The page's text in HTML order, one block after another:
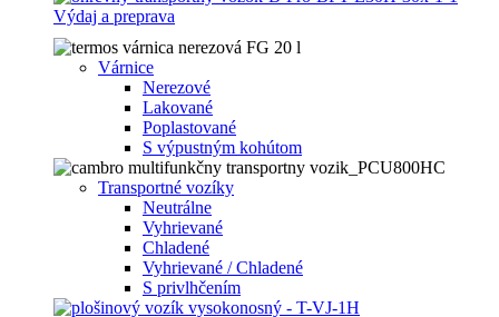
Výdaj a preprava
Várnice
Nerezové
Lakované
Poplastované
S výpustným kohútom
Transportné vozíky
Neutrálne
Vyhrievané
Chladené
Vyhrievané / Chladené
S privlhčením